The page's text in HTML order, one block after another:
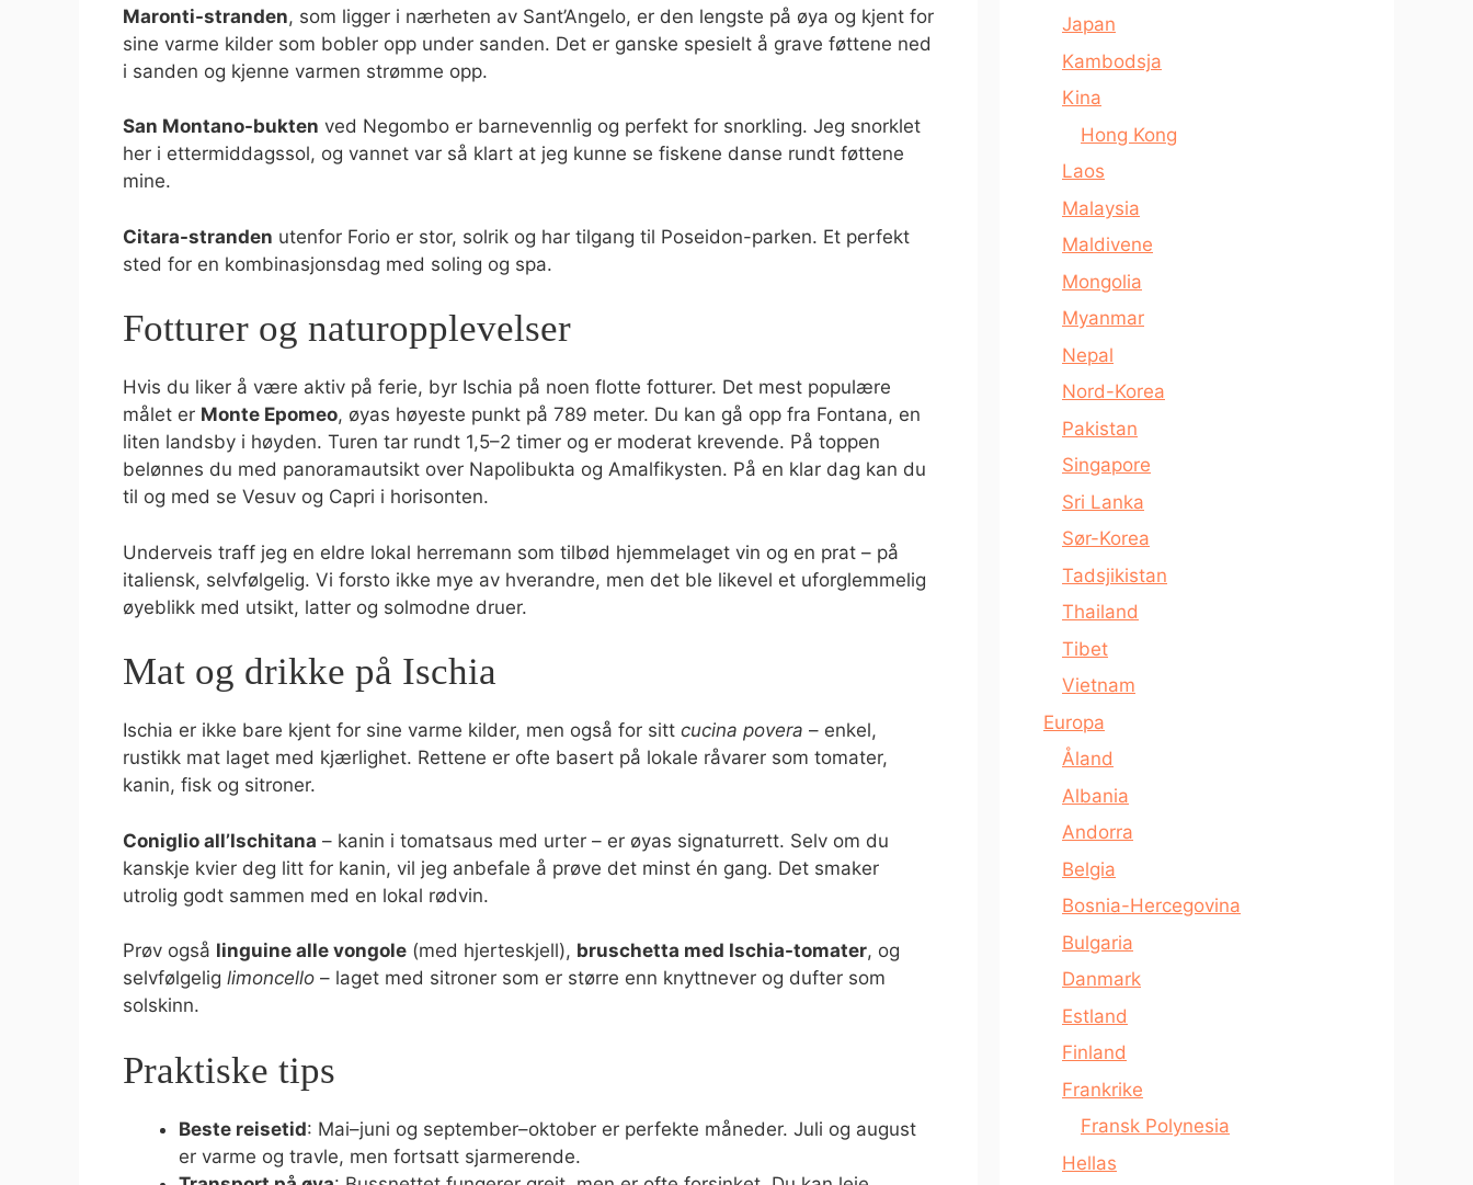
Maronti-stranden, som ligger i nærheten av Sant’Angelo, er den lengste på øya og kjent for
sine varme kilder som bobler opp under sanden. Det er ganske spesielt å grave føttene ned
i sanden og kjenne varmen strømme opp.
San Montano-bukten ved Negombo er barnevennlig og perfekt for snorkling. Jeg snorklet
her i ettermiddagssol, og vannet var så klart at jeg kunne se fiskene danse rundt føttene
mine.
Citara-stranden utenfor Forio er stor, solrik og har tilgang til Poseidon-parken. Et perfekt
sted for en kombinasjonsdag med soling og spa.
Fotturer og naturopplevelser
Hvis du liker å være aktiv på ferie, byr Ischia på noen flotte fotturer. Det mest populære
målet er Monte Epomeo, øyas høyeste punkt på 789 meter. Du kan gå opp fra Fontana, en
liten landsby i høyden. Turen tar rundt 1,5–2 timer og er moderat krevende. På toppen
belønnes du med panoramautsikt over Napolibukta og Amalfikysten. På en klar dag kan du
til og med se Vesuv og Capri i horisonten.
Underveis traff jeg en eldre lokal herremann som tilbød hjemmelaget vin og en prat – på
italiensk, selvfølgelig. Vi forsto ikke mye av hverandre, men det ble likevel et uforglemmelig
øyeblikk med utsikt, latter og solmodne druer.
Mat og drikke på Ischia
Ischia er ikke bare kjent for sine varme kilder, men også for sitt cucina povera – enkel,
rustikk mat laget med kjærlighet. Rettene er ofte basert på lokale råvarer som tomater,
kanin, fisk og sitroner.
Coniglio all’Ischitana – kanin i tomatsaus med urter – er øyas signaturrett. Selv om du
kanskje kvier deg litt for kanin, vil jeg anbefale å prøve det minst én gang. Det smaker
utrolig godt sammen med en lokal rødvin.
Prøv også linguine alle vongole (med hjerteskjell), bruschetta med Ischia-tomater, og
selvfølgelig limoncello – laget med sitroner som er større enn knyttnever og dufter som
solskinn.
Praktiske tips
Beste reisetid: Mai–juni og september–oktober er perfekte måneder. Juli og august
er varme og travle, men fortsatt sjarmerende.
Japan
Kambodsja
Kina
Hong Kong
Laos
Malaysia
Maldivene
Mongolia
Myanmar
Nepal
Nord-Korea
Pakistan
Singapore
Sri Lanka
Sør-Korea
Tadsjikistan
Thailand
Tibet
Vietnam
Europa
Åland
Albania
Andorra
Belgia
Bosnia-Hercegovina
Bulgaria
Danmark
Estland
Finland
Frankrike
Fransk Polynesia
Hellas